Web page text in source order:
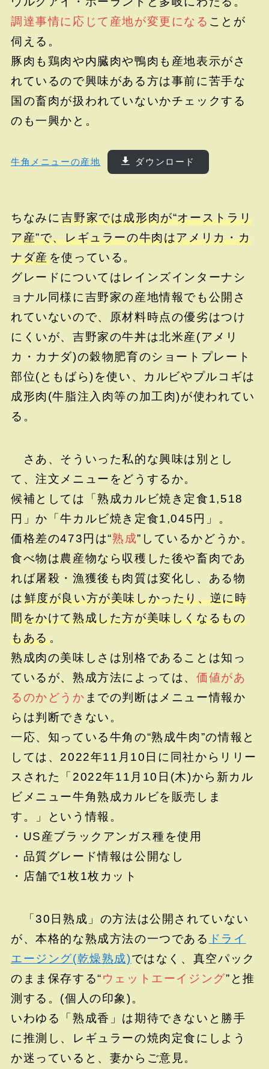
調達事情に応じて産地が変更になる ことが
伺える。
豚肉も鶏肉や内臓肉や鴨肉も産地表示がさ
れているので興味がある方は事前に苦手な
国の畜肉が扱われていないかチェックする
のも一興かと。
牛角メニューの産地 ダウンロード
ちなみに吉野家では成形肉が“オーストラリ
ア産”で、レギュラーの牛肉はアメリカ・カ
ナダ産を使っている。
グレードについてはレインズインターナシ
ョナル同様に吉野家の産地情報でも公開さ
れていないので、原材料時点の優劣はつけ
にくいが、吉野家の牛丼は北米産(アメリ
カ・カナダ)の穀物肥育のショートプレート
部位(ともばら)を使い、カルビやプルコギは
成形肉(牛脂注入肉等の加工肉)が使われてい
る。
さあ、そういった私的な興味は別とし
て、注文メニューをどうするか。
候補としては「熟成カルビ焼き定食1,518
円」か「牛カルビ焼き定食1,045円」。
価格差の473円は“熟成”しているかどうか。
食べ物は農産物なら収穫した後や畜肉であ
れば屠殺・漁獲後も肉質は変化し、ある物
は 鮮度が良い方が美味しかったり、逆に時
間をかけて熟成した方が美味しくなるもの
もある。
熟成肉の美味しさは別格であることは知っ
ているが、熟成方法によっては、価値があ
るのかどうか までの判断はメニュー情報か
らは判断できない。
一応、知っている牛角の“熟成牛肉”の情報と
しては、2022年11月10日に同社からリリー
スされた「2022年11月10日(木)から新カル
ビメニュー牛角熟成カルビを販売しま
す。」という情報。
・US産ブラックアンガス種を使用
・品質グレード情報は公開なし
・店舗で1枚1枚カット
「30日熟成」の方法は公開されていない
が、本格的な熟成方法の一つである ドライ
エージング(乾燥熟成)ではなく、真空パック
のまま保存する“ウェットエーイジング”と推
測する。(個人の印象)。
いわゆる「熟成香」は期待できないと勝手
に推測し、レギュラーの焼肉定食にしよう
か迷っていると、妻からご意見。